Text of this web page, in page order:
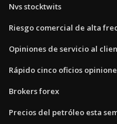
Nvs stocktwits
Riesgo comercial de alta
Opiniones de servicio al
Rápido cinco oficios
Brokers forex
Precios del petróleo esta